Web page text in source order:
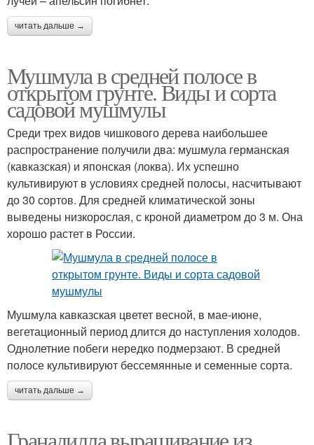
читать дальше →
Мушмула в средней полосе в
открытом грунте. Виды и сорта
садовой мушмулы
Среди трех видов чишкового дерева наибольшее
распространение получили два: мушмула германская
(кавказская) и японская (локва). Их успешно
культивируют в условиях средней полосы, насчитывают
до 30 сортов. Для средней климатической зоны
выведены низкорослая, с кроной диаметром до 3 м. Она
хорошо растет в России.
Мушмула кавказская цветет весной, в мае-июне,
вегетационный период длится до наступления холодов.
Однолетние побеги нередко подмерзают. В средней
полосе культивируют бессемянные и семенные сорта.
читать дальше →